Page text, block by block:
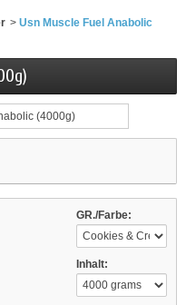
> Usn Muscle Fuel Anabolic
GR./Farbe:
Inhalt: